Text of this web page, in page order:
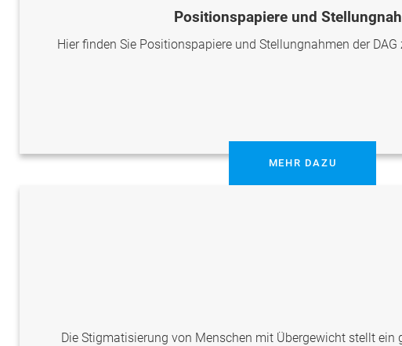
Positionspapiere und
Hier finden Sie Positionspapiere und Stellungnahmen der
MEHR DAZU
Die Stigmatisierung von Menschen mit Übergewicht stellt